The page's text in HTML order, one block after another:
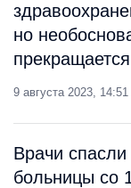
но
прекращается
9 августа 2023, 14:51
Врачи спасли
больницы со